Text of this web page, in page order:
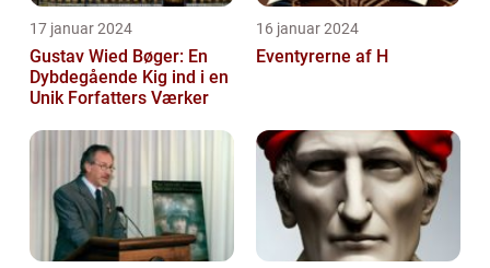
17 januar 2024
Gustav Wied Bøger: En
Dybdegående Kig ind i en
Unik Forfatters Værker
16 januar 2024
Eventyrerne af H